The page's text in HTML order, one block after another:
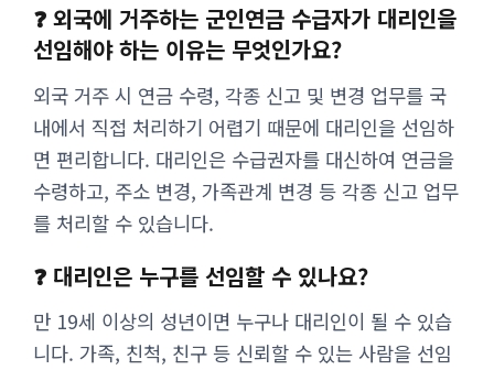
❓ 외국에 거주하는 군인연금 수급자가 대리인을
선임해야 하는 이유는 무엇인가요?
외국 거주 시 연금 수령, 각종 신고 및 변경 업무를 국
내에서 직접 처리하기 어렵기 때문에 대리인을 선임하
면 편리합니다. 대리인은 수급권자를 대신하여 연금을
수령하고, 주소 변경, 가족관계 변경 등 각종 신고 업무
를 처리할 수 있습니다.
❓ 대리인은 누구를 선임할 수 있나요?
만 19세 이상의 성년이면 누구나 대리인이 될 수 있습
니다. 가족, 친척, 친구 등 신뢰할 수 있는 사람을 선임